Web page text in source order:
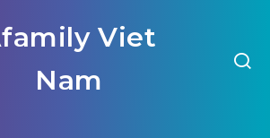
Viet
Nam